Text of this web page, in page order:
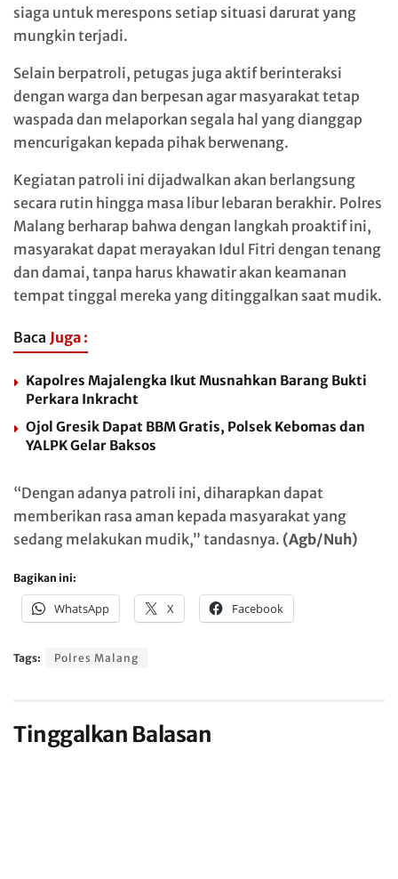
siaga untuk merespons setiap situasi darurat yang
mungkin terjadi.
Selain berpatroli, petugas juga aktif berinteraksi
dengan warga dan berpesan agar masyarakat tetap
waspada dan melaporkan segala hal yang dianggap
mencurigakan kepada pihak berwenang.
Kegiatan patroli ini dijadwalkan akan berlangsung
secara rutin hingga masa libur lebaran berakhir. Polres
Malang berharap bahwa dengan langkah proaktif ini,
masyarakat dapat merayakan Idul Fitri dengan tenang
dan damai, tanpa harus khawatir akan keamanan
tempat tinggal mereka yang ditinggalkan saat mudik.
Baca Juga :
Kapolres Majalengka Ikut Musnahkan Barang Bukti
Perkara Inkracht
Ojol Gresik Dapat BBM Gratis, Polsek Kebomas dan
YALPK Gelar Baksos
“Dengan adanya patroli ini, diharapkan dapat
memberikan rasa aman kepada masyarakat yang
sedang melakukan mudik,” tandasnya. (Agb/Nuh)
Bagikan ini:
WhatsApp X Facebook
Tags: Polres Malang
Tinggalkan Balasan